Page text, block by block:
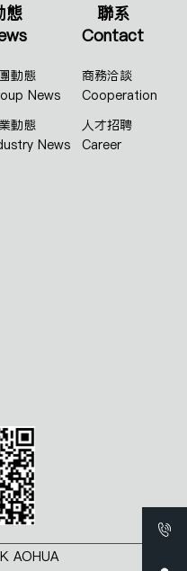
態
動態
News
動態
News
聯系
Contact
商務洽談
Cooperation
人才招聘
Career
AOHUA